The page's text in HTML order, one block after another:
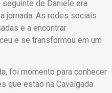
de Daniele era
jornada. As redes sociais
e a encontrar
e se transformou em um
foi momento para conhecer
que estão na Cavalgada